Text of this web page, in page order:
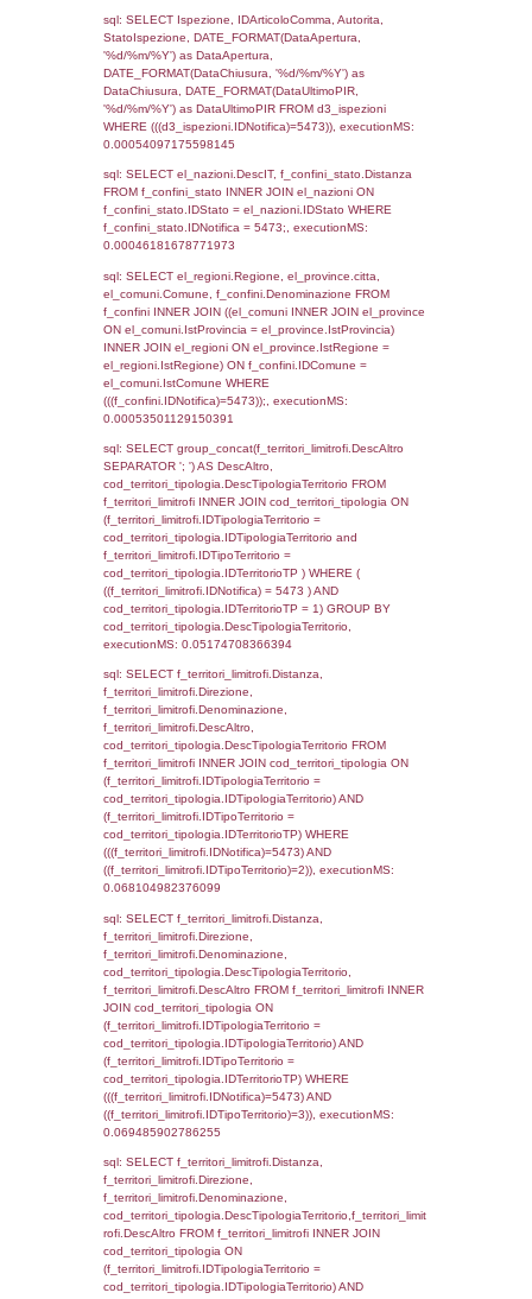
n.CodiceUnivoco LEFT JOIN
a1.CodiceUnivoco = n.CodiceUnivoco LEFT
el_comuni AS el_com ON a1.ComuneStab =
el_com.IstComune LEFT JOIN el_province
a1.ProvinciaStab = el_prov.IstProvincia
n.IDNotifica = 5473;, executionMS:
sql: SELECT a1_stabilimento.*,
ComuneST, el_province.citta as
el_regioni.Regione as RegioneST,
as ComuneSL, el_province_1.citta as
el_regioni_1.Regione as RegioneSL FROM
(((((a1_stabilimento LEFT JOIN el_comuni
a1_stabilimento.ComuneStab =
LEFT JOIN el_province ON
= el_province.IstProvincia) LEFT JOIN
a1_stabilimento.RegioneStab =
LEFT JOIN el_comuni AS el_comuni_1 ON
a1_stabilimento.IstComuneSL =
LEFT JOIN el_province AS el_province_1
a1_stabilimento.IstProvinciaSL =
el_province_1.IstProvincia) LEFT JOIN
el_regioni_1 ON
el_regioni_1.IstRegione where
executionMS: 0.0005791187286377
sql: SELECT a2p.Cognome, a2p.Nome
a2_ruolipersonale a2rp INNER JOIN
a2rp.IDPersonale = a2p.IDPersonale
(((a2p.IDNotifica)=5473) AND
executionMS: 0.0028979778289795
sql: SELECT a2p.Cognome, a2p.Nome
a2_ruolipersonale a2rp INNER JOIN
a2rp.IDPersonale = a2p.IDPersonale
(((a2p.IDNotifica)=5473) AND
executionMS: 0.0023581981658936
sql: SELECT cod_ipa_aoo.des_amm,
d1_controlli.UntAmmTerr,
d1_controlli.Regione, d1_controlli.Provincia,
d1_controlli.Comune, d1_controlli.Via,
d1_controlli.Email, d1_controlli.Pec FROM
INNER JOIN d1_controlli ON
d1_controlli.UntAmmTerr where
executionMS: 0.021288156509399
sql: SELECT * FROM d2_autorizzazioni
IDNotifica=5473, executionMS: